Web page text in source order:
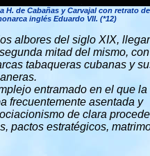
H. de Cabañas y Carvajal con retrato
inglés Eduardo VII. (*12)
albores del siglo XIX,
mitad del mismo,
tabaqueras cubanas y
entramado en el que la
frecuentemente asentada y
de clara
pactos estratégicos,